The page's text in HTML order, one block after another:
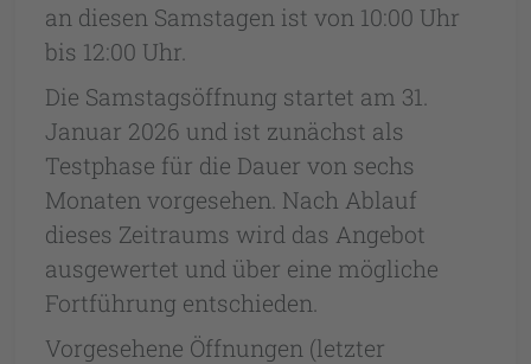
an diesen Samstagen ist von 10:00 Uhr
bis 12:00 Uhr.
Die Samstagsöffnung startet am 31.
Januar 2026 und ist zunächst als
Testphase für die Dauer von sechs
Monaten vorgesehen. Nach Ablauf
dieses Zeitraums wird das Angebot
ausgewertet und über eine mögliche
Fortführung entschieden.
Vorgesehene Öffnungen (letzter